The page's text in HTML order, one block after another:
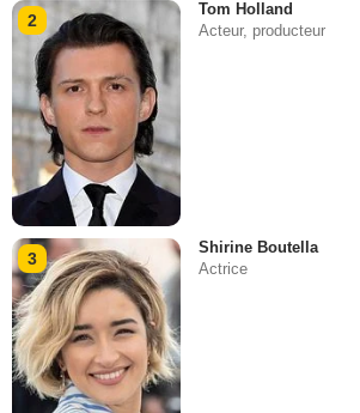
2
Tom Holland
Acteur, producteur
3
Shirine Boutella
Actrice